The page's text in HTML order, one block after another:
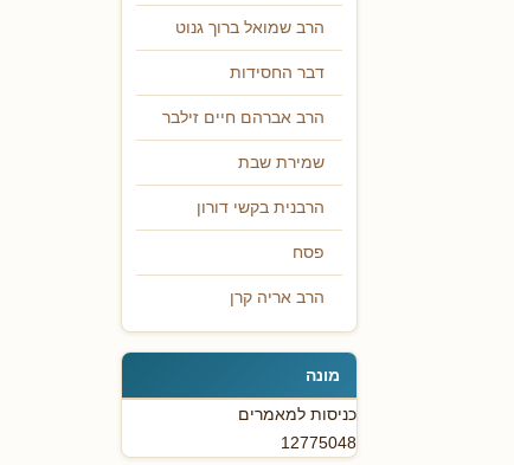
הרב שמואל ברוך גנוט
דבר החסידות
הרב אברהם חיים זילבר
שמירת שבת
הרבנית בקשי דורון
פסח
הרב אריה קרן
מונה
כניסות למאמרים
12775048